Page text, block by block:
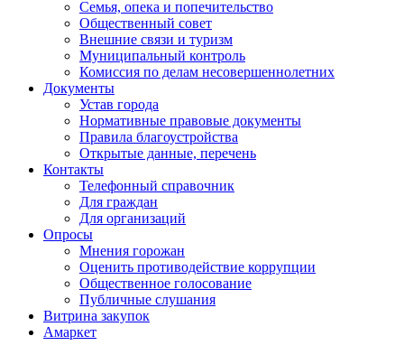
Семья, опека и попечительство
Общественный совет
Внешние связи и туризм
Муниципальный контроль
Комиссия по делам несовершеннолетних
Документы
Устав города
Нормативные правовые документы
Правила благоустройства
Открытые данные, перечень
Контакты
Телефонный справочник
Для граждан
Для организаций
Опросы
Мнения горожан
Оценить противодействие коррупции
Общественное голосование
Публичные слушания
Витрина закупок
Амаркет